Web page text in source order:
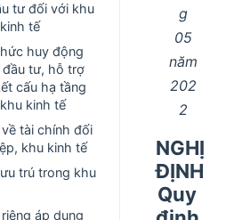
tư đối với khu
tế
huy động
tư, hỗ trợ
cấu hạ tầng
kinh tế
tài chính đối
khu kinh tế
trú trong khu
áp dụng
g
05
năm
202
2
NGHỊ
ĐỊNH
Quy